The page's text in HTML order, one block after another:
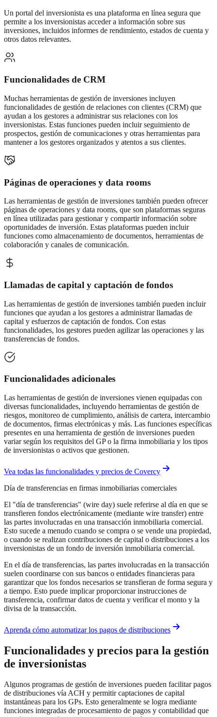
Un portal del inversionista es una plataforma en línea segura que
permite a los inversionistas acceder a información sobre sus
inversiones, incluidos informes de rendimiento, estados de cuenta y
otros datos relevantes.
Funcionalidades de CRM
Muchas herramientas de gestión de inversiones incluyen
funcionalidades de gestión de relaciones con clientes (CRM) que
ayudan a los gestores a administrar sus relaciones con los
inversionistas. Estas funciones pueden incluir seguimiento de
prospectos, gestión de comunicaciones y otras herramientas para
mantener a los gestores organizados y atentos a sus clientes.
Páginas de operaciones y data rooms
Las herramientas de gestión de inversiones también pueden ofrecer
páginas de operaciones y data rooms, que son plataformas seguras
en línea utilizadas para gestionar y compartir información sobre
oportunidades de inversión. Estas plataformas pueden incluir
funciones como almacenamiento de documentos, herramientas de
colaboración y canales de comunicación.
Llamadas de capital y captación de fondos
Las herramientas de gestión de inversiones también pueden incluir
funciones que ayudan a los gestores a administrar llamadas de
capital y esfuerzos de captación de fondos. Con estas
funcionalidades, los gestores pueden agilizar las operaciones y las
transferencias de fondos.
Funcionalidades adicionales
Las herramientas de gestión de inversiones vienen equipadas con
diversas funcionalidades, incluyendo herramientas de gestión de
riesgos, monitoreo de cumplimiento, análisis de cartera, intercambio
de documentos, firmas electrónicas y más. Las funciones específicas
presentes en una herramienta de gestión de inversiones pueden
variar según los requisitos del GP o la firma inmobiliaria y los tipos
de inversionistas o activos que gestionen.
Vea todas las funcionalidades y precios de Covercy
Día de transferencias en firmas inmobiliarias comerciales
El "día de transferencias" (wire day) suele referirse al día en que se
transfieren fondos electrónicamente (mediante wire transfer) entre
las partes involucradas en una transacción inmobiliaria comercial.
Esto sucede a menudo cuando se compra o se vende una propiedad,
o cuando se realizan contribuciones de capital o distribuciones a los
inversionistas de un fondo de inversión inmobiliaria comercial.
En el día de transferencias, las partes involucradas en la transacción
suelen coordinarse con sus bancos o entidades financieras para
garantizar que los fondos necesarios se transfieran de forma segura y
a tiempo. Esto puede implicar proporcionar instrucciones de
transferencia, confirmar datos de cuenta y verificar el monto y la
divisa de la transacción.
Aprenda cómo automatizar los pagos de distribuciones
Funcionalidades y precios para la gestión
de inversionistas
Algunos programas de gestión de inversiones pueden facilitar pagos
de distribuciones vía ACH y permitir captaciones de capital
instantáneas para los GPs. Esto generalmente se logra mediante
funciones integradas de procesamiento de pagos y contabilidad que